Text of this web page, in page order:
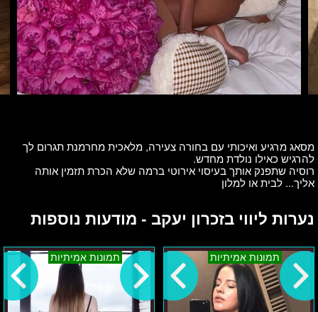
מסאג מרגיע ואיכותי עם בחורה צעירה, מלאכית מחרמנת תגרום לך
להרגיש כאילו נולדת מחדש.
רוסיה שתפנק אותך בעיסוי אירוטי ברמה שלא הכרת תזמין אותה
אליך... לבית או למלון
נערות ליווי בזכרון יעקב - מודעות נוספות
תמונות אמיתיות
בצפון
ישראל
–
אווה
תמונות אמיתיות
אמילי
–
והסביבה